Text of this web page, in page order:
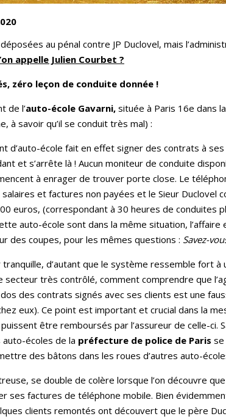
au pénal contre JP Duclovel, mais
appelle Julien Courbet ?
zéro leçon de conduite donnée !
de l’auto-école Gavarni, située à Paris 16e dans
à savoir qu’il se conduit très mal) :
d’auto-école fait en effet signer des contrats à
et s’arrête là ! Aucun moniteur de conduite
à enrager de trouver porte close. Le
et factures non payées et le Sieur Duclovel
euros, (correspondant à 30 heures de conduites
auto-école sont dans la même situation, l’affaire
des coupes, pour les mêmes questions : Savez-
d’autant que le système ressemble fort à
secteur très contrôlé, comment comprendre que
des contrats signés avec ses clients est une
eux). Ce point est important et crucial dans la
être remboursés par l’assureur de celle-ci.
écoles de la préfecture de police de Paris se
des bâtons dans les roues d’autres auto-
se double de colère lorsque l’on découvre
ses factures de téléphone mobile. Bien
clients remontés ont découvert que le père